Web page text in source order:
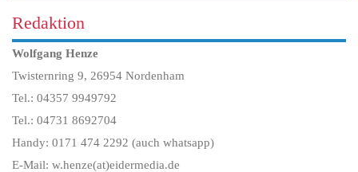
Redaktion
Wolfgang Henze
Twisternring 9, 26954 Nordenham
Tel.: 04357 9949792
Tel.: 04731 8692704
Handy: 0171 474 2292 (auch whatsapp)
E-Mail: w.henze(at)eidermedia.de